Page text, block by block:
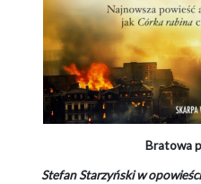
Bratowa
Stefan Starzyński w